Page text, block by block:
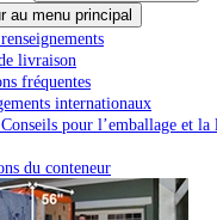
au menu principal
livraison
fréquentes
internationaux
Conseils pour l’emballage et la
du conteneur